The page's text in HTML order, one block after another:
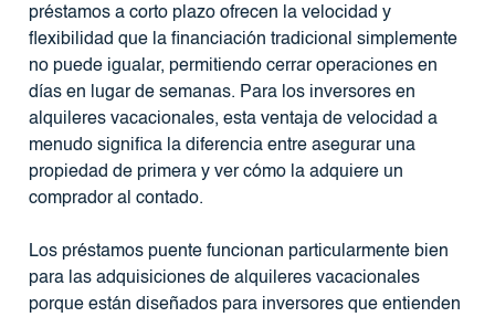
préstamos a corto plazo ofrecen la velocidad y
flexibilidad que la financiación tradicional simplemente
no puede igualar, permitiendo cerrar operaciones en
días en lugar de semanas. Para los inversores en
alquileres vacacionales, esta ventaja de velocidad a
menudo significa la diferencia entre asegurar una
propiedad de primera y ver cómo la adquiere un
comprador al contado.
Los préstamos puente funcionan particularmente bien
para las adquisiciones de alquileres vacacionales
porque están diseñados para inversores que entienden